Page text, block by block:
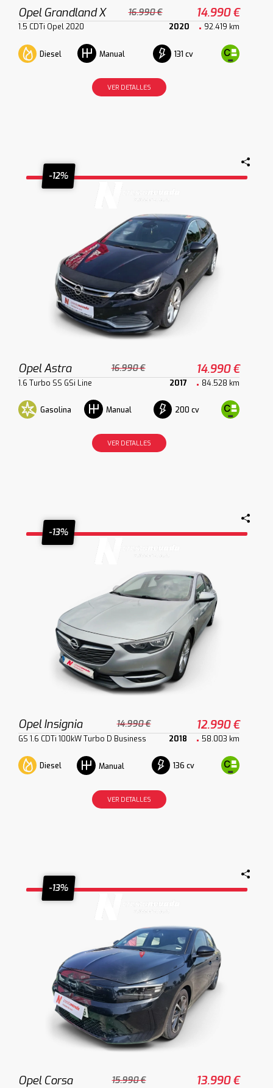
Opel Grandland X 16.990 € 14.990 €
1.5 CDTi Opel 2020 2020 92.419 km
Diesel Manual 131 cv
VER DETALLES
-12%
Opel Astra 16.990 € 14.990 €
1.6 Turbo SS GSi Line 2017 84.528 km
Gasolina Manual 200 cv
VER DETALLES
-13%
Opel Insignia 14.990 € 12.990 €
GS 1.6 CDTi 100kW Turbo D Business 2018 58.003 km
Diesel Manual 136 cv
VER DETALLES
-13%
Opel Corsa 15.990 € 13.990 €